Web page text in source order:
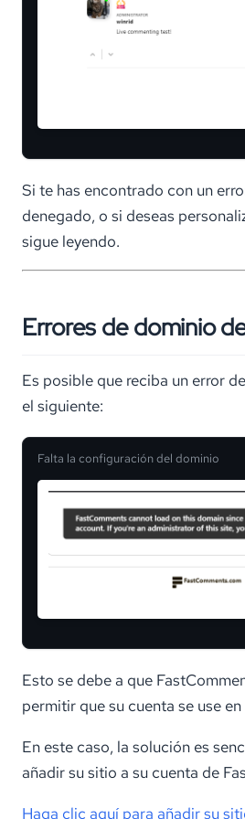
Si te has encontrado con un
denegado, o si deseas
sigue leyendo.
Errores de dominio
Es posible que reciba un error
el siguiente:
Falta la configuración del dominio
Esto se debe a que
permitir que su cuenta se use
En este caso, la solución es
añadir su sitio a su cuenta de
Haga clic aquí para añadir su